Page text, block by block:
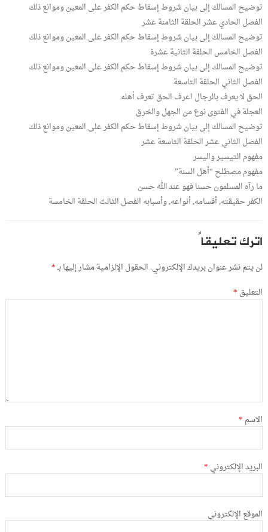
توضيح المسالك إلى بيان شروط إسقاط حكم الكفر على المعين وموانع ذلك
الفصل الحادي عشر الحلقة الثامنة عشر
توضيح المسالك إلى بيان شروط إسقاط حكم الكفر على المعين وموانع ذلك
الفصل الخامس الحلقة الثانية عشرة
توضيح المسالك إلى بيان شروط إسقاط حكم الكفر على المعين وموانع ذلك
الفصل الثاني الحلقة التاسعة
الحق لا يعرف بالرجال اعرف الحق تعرف أهله
العجلة في الفتوى نوع من الجهل والخرق
توضيح المسالك إلى بيان شروط إسقاط حكم الكفر على المعين وموانع ذلك
الفصل الثاني عشر الحلقة التاسعة عشر
مفهوم التيسير واليسر
مفهوم مصطلح “أهل السنة”
ما رآه المسلمون حسنا فهو عند الله حسن
الكفر حقيقته, أقسامه, أنواعه, وأسبابه الفصل الثالث الحلقة الخامسة
اترك تعليقاً
لن يتم نشر عنوان بريدك الإلكتروني. الحقول الإلزامية مشار إليها بـ*
التعليق *
الاسم *
البريد الإلكتروني *
الموقع الإلكتروني